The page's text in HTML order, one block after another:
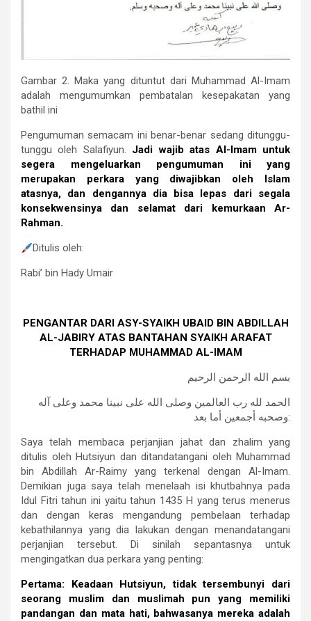
Gambar 2. Maka yang dituntut dari Muhammad Al-Imam
adalah mengumumkan pembatalan kesepakatan yang
bathil ini
Pengumuman semacam ini benar-benar sedang ditunggu-
tunggu oleh Salafiyun. Jadi wajib atas Al-Imam untuk
segera mengeluarkan pengumuman ini yang
merupakan perkara yang diwajibkan oleh Islam
atasnya, dan dengannya dia bisa lepas dari segala
konsekwensinya dan selamat dari kemurkaan Ar-
Rahman.
Ditulis oleh:
Rabi’ bin Hady Umair
PENGANTAR DARI ASY-SYAIKH UBAID BIN ABDILLAH
AL-JABIRY ATAS BANTAHAN SYAIKH ARAFAT
TERHADAP MUHAMMAD AL-IMAM
بسم الله الرحمن الرحيم
الحمد لله رب العالمين وصلى الله على نبينا محمد وعلى آله
وصحبه أجمعين أما بعد:
Saya telah membaca perjanjian jahat dan zhalim yang
ditulis oleh Hutsiyun dan ditandatangani oleh Muhammad
bin Abdillah Ar-Raimy yang terkenal dengan Al-Imam.
Demikian juga saya telah menelaah isi khutbahnya pada
Idul Fitri tahun ini yaitu tahun 1435 H yang terus menerus
dan dengan keras mengandung pembelaan terhadap
kebathilannya yang dia lakukan dengan menandatangani
perjanjian tersebut. Di sinilah sepantasnya untuk
mengingatkan dua perkara yang penting:
Pertama:
Keadaan Hutsiyun, tidak tersembunyi dari
seorang muslim dan muslimah pun yang memiliki
pandangan dan mata hati, bahwasanya mereka adalah